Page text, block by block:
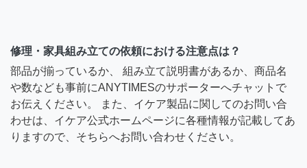
修理・家具組み立ての依頼における注意点は？
部品が揃っているか、 組み立て説明書があるか、商品名
や数なども事前にANYTIMESのサポーターへチャットで
お伝えください。 また、イケア製品に関してのお問い合
わせは、イケア公式ホームページに各種情報が記載してあ
りますので、そちらへお問い合わせください。